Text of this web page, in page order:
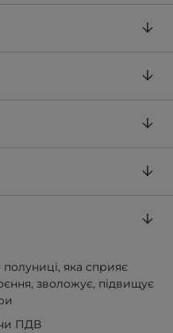
яка сприяє
зволожує, підвищує
ПДВ